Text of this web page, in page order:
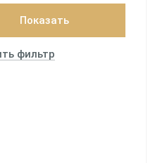
Показать
фильтр